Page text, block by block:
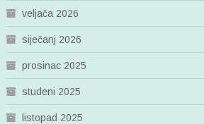
veljača 2026
siječanj 2026
prosinac 2025
studeni 2025
listopad 2025